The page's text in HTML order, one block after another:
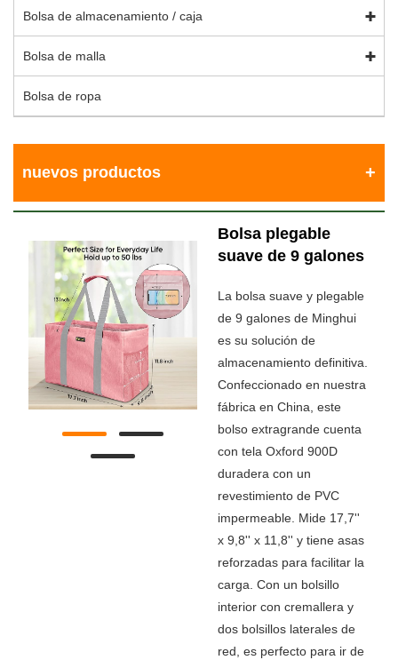
Bolsa de almacenamiento / caja
Bolsa de malla
Bolsa de ropa
nuevos productos
Bolsa plegable
suave de 9 galones
La bolsa suave y plegable
de 9 galones de Minghui
es su solución de
almacenamiento definitiva.
Confeccionado en nuestra
fábrica en China, este
bolso extragrande cuenta
con tela Oxford 900D
duradera con un
revestimiento de PVC
impermeable. Mide 17,7''
x 9,8'' x 11,8'' y tiene asas
reforzadas para facilitar la
carga. Con un bolsillo
interior con cremallera y
dos bolsillos laterales de
red, es perfecto para ir de